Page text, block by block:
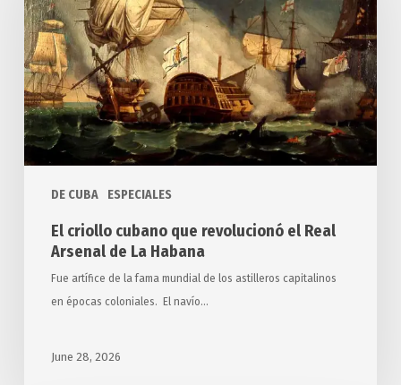
DE CUBA ESPECIALES
que
revolucionó
el
Real
Arsenal
de
La
El criollo cubano que revolucionó el Real
Arsenal de La Habana
Fue artífice de la fama mundial de los astilleros capitalinos
en épocas coloniales. El navío…
June 28, 2026